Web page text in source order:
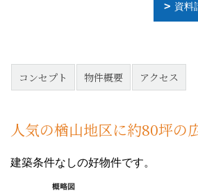
資料
コンセプト 物件概要 アクセス
人気の楢山地区に約80坪の
建築条件なしの好物件です。